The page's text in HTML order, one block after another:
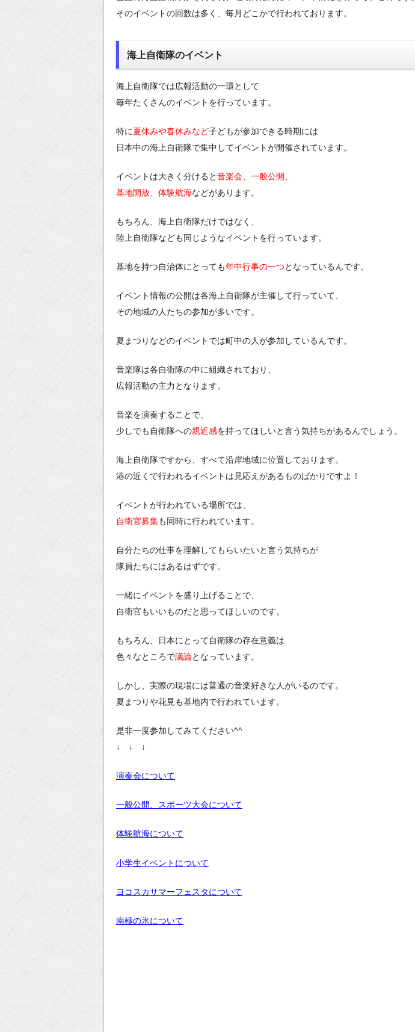
そのイベントの回数は多く、毎月どこかで行われております。
海上自衛隊のイベント
海上自衛隊では広報活動の一環として
毎年たくさんのイベントを行っています。
特に夏休みや春休みなど子どもが参加できる時期には
日本中の海上自衛隊で集中してイベントが開催されています。
イベントは大きく分けると音楽会、一般公開、
基地開放、体験航海などがあります。
もちろん、海上自衛隊だけではなく、
陸上自衛隊なども同じようなイベントを行っています。
基地を持つ自治体にとっても年中行事の一つとなっているんです。
イベント情報の公開は各海上自衛隊が主催して行っていて、
その地域の人たちの参加が多いです。
夏まつりなどのイベントでは町中の人が参加しているんです。
音楽隊は各自衛隊の中に組織されており、
広報活動の主力となります。
音楽を演奏することで、
少しでも自衛隊への親近感を持ってほしいと言う気持ちがあるんでしょう。
海上自衛隊ですから、すべて沿岸地域に位置しております。
港の近くで行われるイベントは見応えがあるものばかりですよ！
イベントが行われている場所では、
自衛官募集も同時に行われています。
自分たちの仕事を理解してもらいたいと言う気持ちが
隊員たちにはあるはずです。
一緒にイベントを盛り上げることで、
自衛官もいいものだと思ってほしいのです。
もちろん、日本にとって自衛隊の存在意義は
色々なところで議論となっています。
しかし、実際の現場には普通の音楽好きな人がいるのです。
夏まつりや花見も基地内で行われています。
是非一度参加してみてください^^
↓ ↓ ↓
演奏会について
一般公開、スポーツ大会について
体験航海について
小学生イベントについて
ヨコスカサマーフェスタについて
南極の氷について